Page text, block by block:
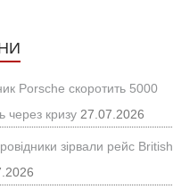
Porsche скоротить 5000
через кризу 27.07.2026
зірвали рейс British